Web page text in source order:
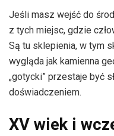
Jeśli masz wejść do
z tych miejsc, gdzie
Są tu sklepienia, w tym
wygląda jak kamienna
„gotycki” przestaje być
doświadczeniem.
XV wiek i